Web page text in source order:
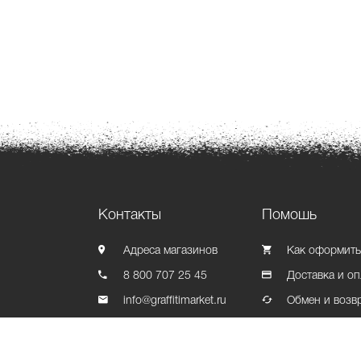
Контакты
Адреса магазинов
8 800 707 25 45
info@graffitimarket.ru
Помошь
Как оформить
Доставка и
Обмен и